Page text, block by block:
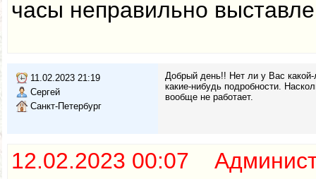
часы неправильно
11.02.2023 21:19
Сергей
Санкт-Петербург
Добрый день!! Нет ли у Вас
какие-нибудь подробности.
вообще не работает.
12.02.2023 00:07